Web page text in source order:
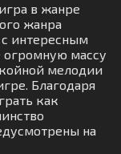
в жанре
жанра
интересным
огромную массу
мелодии
Благодаря
как
на